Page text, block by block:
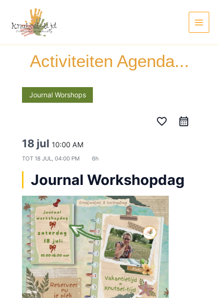
Main
Activiteiten Agenda...
Journal Worshops
favorite_border
18 jul 10:00 AM
TOT 18 JUL, 04:00 PM 6h
Journal Workshopdag